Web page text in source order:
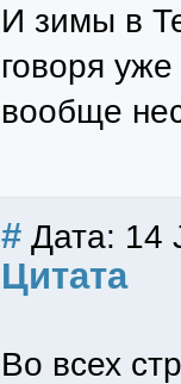
И зимы в
говоря
вообще
# Дата: 14
Цитата
Во всех